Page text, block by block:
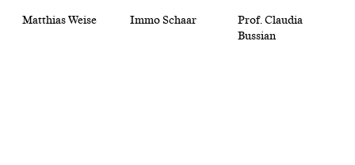
Matthias Weise Immo Schaar
Prof. Claudia
Bussian